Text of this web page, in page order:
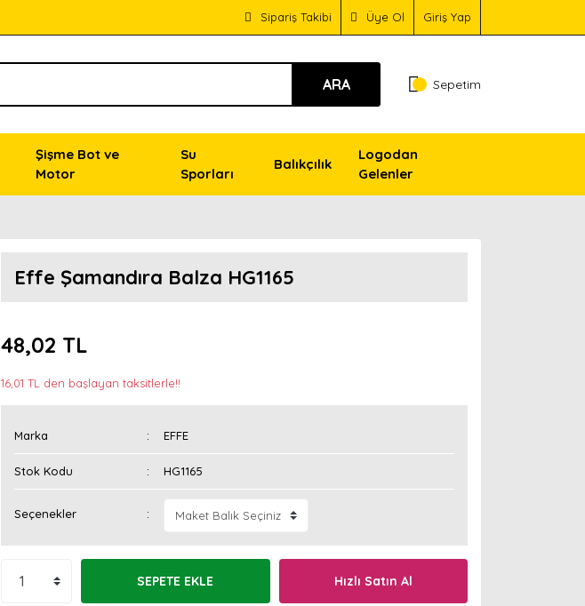
Sipariş Takibi Üye Ol Giriş Yap
ARA Sepetim
Şişme Bot ve
Motor
Su
Sporları
Balıkçılık
Logodan
Gelenler
Effe Şamandıra Balza HG1165
48,02 TL
16,01 TL den başlayan taksitlerle!!
Marka EFFE
Stok Kodu HG1165
Seçenekler
SEPETE EKLE Hızlı Satın Al